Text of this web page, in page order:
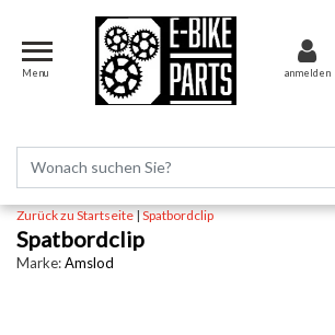
Menu anmelden
Zurück zu Startseite|Spatbordclip
Spatbordclip
Marke:Amslod